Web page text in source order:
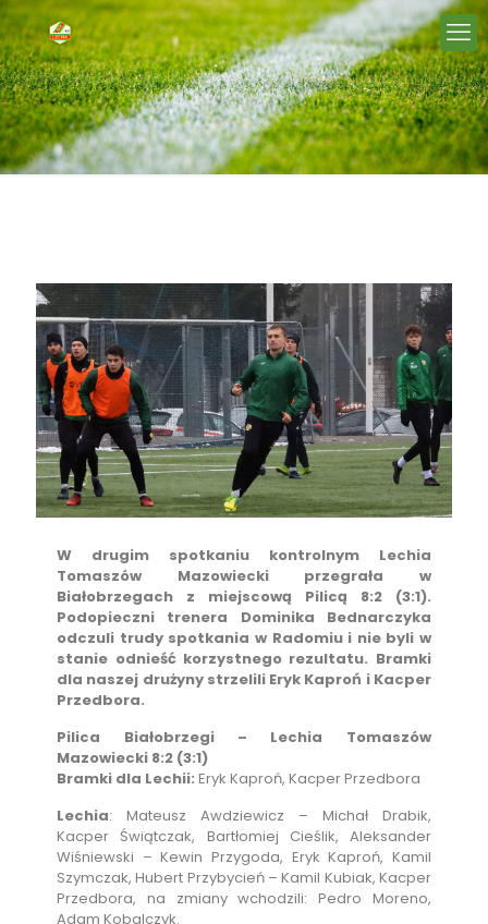
W drugim spotkaniu kontrolnym Lechia
Tomaszów Mazowiecki przegrała w
Białobrzegach z miejscową Pilicą 8:2 (3:1).
Podopieczni trenera Dominika Bednarczyka
odczuli trudy spotkania w Radomiu i nie byli w
stanie odnieść korzystnego rezultatu. Bramki
dla naszej drużyny strzelili Eryk Kaproń i Kacper
Przedbora.
Pilica Białobrzegi – Lechia Tomaszów
Mazowiecki 8:2 (3:1)
Bramki dla Lechii: Eryk Kaproń, Kacper Przedbora
Lechia: Mateusz Awdziewicz – Michał Drabik,
Kacper Świątczak, Bartłomiej Cieślik, Aleksander
Wiśniewski – Kewin Przygoda, Eryk Kaproń, Kamil
Szymczak, Hubert Przybycień – Kamil Kubiak, Kacper
Przedbora, na zmiany wchodzili: Pedro Moreno,
Adam Kobalczyk.